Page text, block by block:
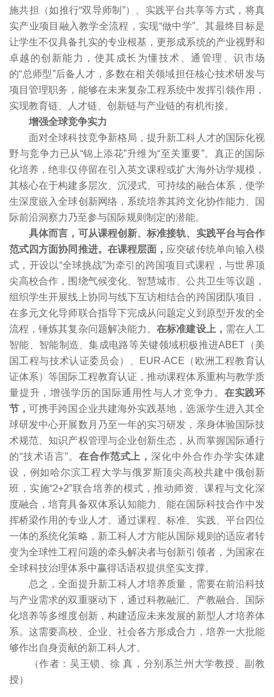
施共担（如推行“双导师制”）、实践平台共享等方式，将真
实产业项目融入教学全流程，实现“做中学”。其最终目标是
让学生不仅具备扎实的专业根基，更形成系统的产业视野和
卓越的创新能力，使其成长为懂技术、通管理、识市场
的“总师型”后备人才，多数在相关领域担任核心技术研发与
项目管理职务，能够在未来复杂工程系统中发挥引领作用，
实现教育链、人才链、创新链与产业链的有机衔接。
增强全球竞争实力
面对全球科技竞争新格局，提升新工科人才的国际化视
野与竞争力已从“锦上添花”升维为“至关重要”。真正的国际
化培养，绝非仅停留在引入英文课程或扩大海外访学规模，
其核心在于构建多层次、沉浸式、可持续的融合体系，使学
生深度嵌入全球创新网络，系统培养其跨文化协作能力、国
际前沿洞察力乃至参与国际规则制定的潜能。
具体而言，可从课程创新、标准接轨、实践平台与合作
范式四方面协同推进。 在课程层面， 应突破传统单向输入模
式，开设以“全球挑战”为牵引的跨国项目式课程，与世界顶
尖高校合作，围绕气候变化、智慧城市、公共卫生等议题，
组织学生开展线上协同与线下互访相结合的跨国团队项目，
在多元文化导师联合指导下完成从问题定义到原型开发的全
流程，锤炼其复杂问题解决能力。在标准建设上， 需在人工
智能、智能制造、集成电路等关键领域积极推进ABET（美
国工程与技术认证委员会）、EUR-ACE（欧洲工程教育认
证体系）等国际工程教育认证，推动课程体系重构与教学质
量提升，增强学历的国际通用性与人才竞争力。 在实践环
节，可携手跨国企业共建海外实践基地，选派学生进入其全
球研发中心开展数月乃至一年的实习研发，亲身体验国际技
术规范、知识产权管理与企业创新生态，从而掌握国际通行
的“技术语言”。 在合作范式上，深化中外合作办学实体建
设，例如哈尔滨工程大学与俄罗斯顶尖高校共建中俄创新
班，实施“2+2”联合培养的模式，推动师资、课程与文化深
度融合，培育具备双体系认知能力、能在国际科技合作中发
挥桥梁作用的专业人才。通过课程、标准、实践、平台四位
一体的系统化策略，新工科人才方能从国际规则的适应者转
变为全球性工程问题的牵头解决者与创新引领者，为国家在
全球科技治理体系中赢得话语权提供坚实支撑。
总之，全面提升新工科人才培养质量，需要在前沿科技
与产业需求的双重驱动下，通过科教融汇、产教融合、国际
化培养等多维度创新，构建适应未来发展的新型人才培养体
系。这需要高校、企业、社会各方形成合力，培养一大批能
够作出自身贡献的新工科人才。
（作者：吴王锁、徐 真，分别系兰州大学教授、副教
授）